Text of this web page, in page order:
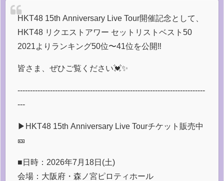
HKT48 15th Anniversary Live Tour開催記念として、
HKT48 リクエストアワー セットリストベスト50
2021よりランキング50位〜41位を公開‼️
皆さま、ぜひご覧ください💓✨
---------------------------------------------------------------------------
---
▶︎HKT48 15th Anniversary Live Tourチケット販売中
🎫
■日時：2026年7月18日(土)
会場：大阪府・森ノ宮ピロティホール